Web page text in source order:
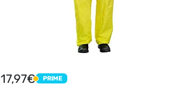
17,97€ PRIME
PRIME